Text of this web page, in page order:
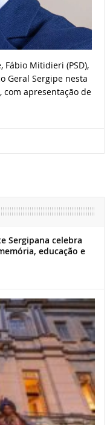
Fábio Mitidieri (PSD),
Geral Sergipe nesta
com apresentação de
Sergipana celebra
educação e